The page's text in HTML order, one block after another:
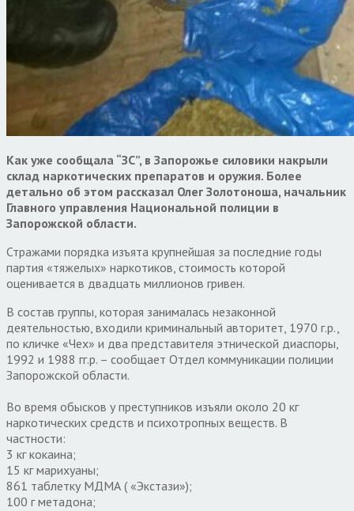
Как уже сообщала “ЗС”, в Запорожье силовики накрыли
склад наркотических препаратов и оружия. Более
детально об этом рассказал Олег Золотоноша, начальник
Главного управления Национальной полиции в
Запорожской области.
Стражами порядка изъята крупнейшая за последние годы
партия «тяжелых» наркотиков, стоимость которой
оценивается в двадцать миллионов гривен.
В состав группы, которая занималась незаконной
деятельностью, входили криминальный авторитет, 1970 г.р.,
по кличке «Чех» и два представителя этнической диаспоры,
1992 и 1988 гг.р. – сообщает Отдел коммуникации полиции
Запорожской области.
Во время обысков у преступников изъяли около 20 кг
наркотических средств и психотропных веществ. В
частности:
3 кг кокаина;
15 кг марихуаны;
861 таблетку МДМА ( «Экстази»);
100 г метадона;